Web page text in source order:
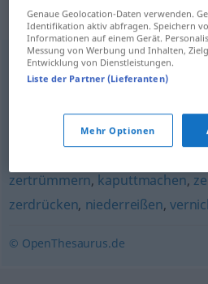
Synonyme für
platzen,zerplatzen,zerspringen
zertrümmern, kaputtmachen,
zerdrücken, niederreißen,
© OpenThesaurus.de
Genaue Geolocation-Daten verwenden.
Identifikation aktiv abfragen. Speichern
Informationen auf einem Gerät.
Messung von Werbung und Inhalten,
Entwicklung von Dienstleistungen.
Liste der Partner (Lieferanten)
Mehr Optionen